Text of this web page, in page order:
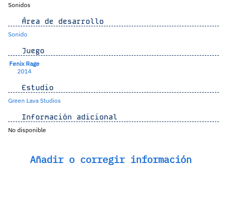
Sonidos
Área de desarrollo
Sonido
Juego
Fenix Rage
2014
Estudio
Green Lava Studios
Información adicional
No disponible
Añadir o corregir información